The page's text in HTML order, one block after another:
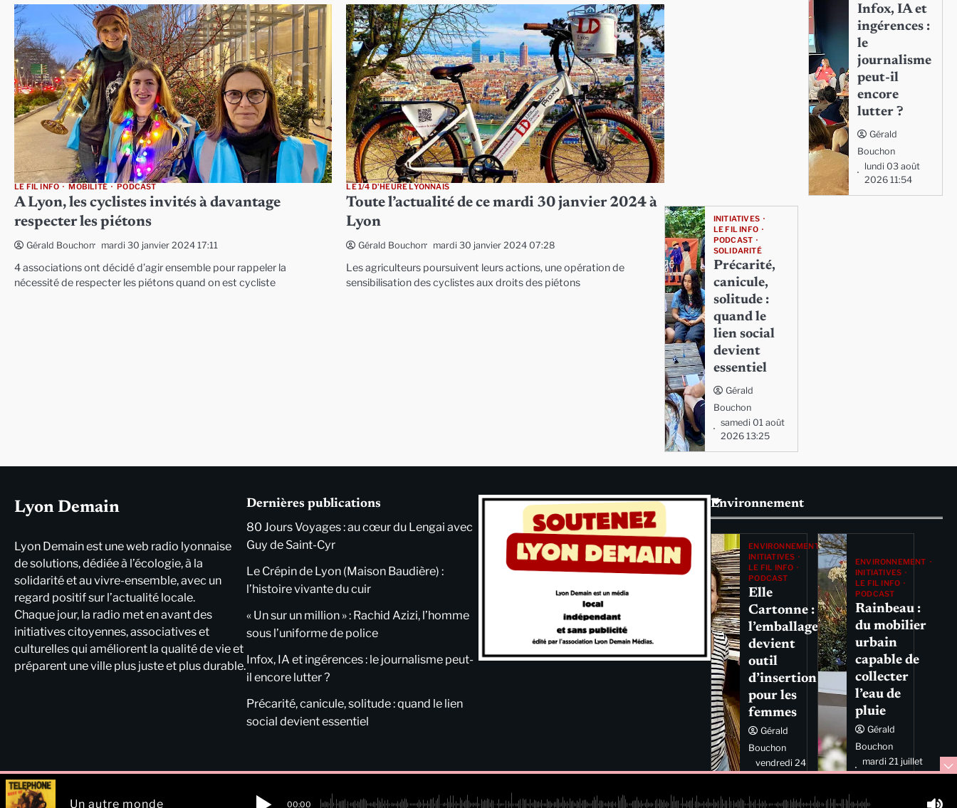
LE FIL INFO MOBILITÉ PODCAST
A Lyon, les cyclistes invités à davantage
respecter les piétons
Gérald Bouchon mardi 30 janvier 2024 17:11
4 associations ont décidé d’agir ensemble pour rappeler la
nécessité de respecter les piétons quand on est cycliste
LE 1/4 D'HEURE LYONNAIS
Toute l’actualité de ce mardi 30 janvier 2024 à
Lyon
Gérald Bouchon mardi 30 janvier 2024 07:28
Les agriculteurs poursuivent leurs actions, une opération de
sensibilisation des cyclistes aux droits des piétons
Infox, IA et
ingérences :
le
journalisme
peut-il
encore
lutter ?
Gérald
Bouchon
lundi 03 août
2026 11:54
INITIATIVES
LE FIL INFO
PODCAST
SOLIDARITÉ
Précarité,
canicule,
solitude :
quand le
lien social
devient
essentiel
Gérald
Bouchon
samedi 01 août
2026 13:25
Lyon Demain
Lyon Demain est une web radio lyonnaise
de solutions, dédiée à l’écologie, à la
solidarité et au vivre-ensemble, avec un
regard positif sur l’actualité locale.
Chaque jour, la radio met en avant des
initiatives citoyennes, associatives et
culturelles qui améliorent la qualité de vie et
préparent une ville plus juste et plus durable.
Dernières publications
80 Jours Voyages : au cœur du Lengai avec
Guy de Saint-Cyr
Le Crépin de Lyon (Maison Baudière) :
l’histoire vivante du cuir
« Un sur un million » : Rachid Azizi, l’homme
sous l’uniforme de police
Infox, IA et ingérences : le journalisme peut-
il encore lutter ?
Précarité, canicule, solitude : quand le lien
social devient essentiel
Environnement
ENVIRONNEMENT
INITIATIVES
LE FIL INFO
PODCAST
Elle
Cartonne :
l’emballage
devient
outil
d’insertion
pour les
femmes
Gérald
Bouchon
vendredi 24
juillet 2026
ENVIRONNEMENT
INITIATIVES
LE FIL INFO
PODCAST
Rainbeau :
du mobilier
urbain
capable de
collecter
l’eau de
pluie
Gérald
Bouchon
mardi 21 juillet
2026 11:44
Un autre monde 00:00